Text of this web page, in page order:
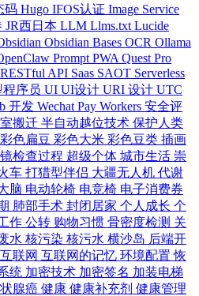
码 Hugo IFOS认证 Image Service
JR西日本 LLM Llms.txt Lucide
Obsidian Bases OCR Ollama
Prompt PWA Quest Pro
RESTful API Saas SAOT Serverless
程序员 UI UI设计 URI 设计 UTC
开发 Wechat Pay Workers 安全评
搬迁 半自动越位技术 保护人类
彩色扁豆 彩色大米 彩色豆类 插画
检查过程 超级个体 城市生活 崇
车 打猎型伴侣 大疆无人机 代谢
脑 电动轮椅 电竞椅 电子消费券
肺部手术 封闭居家 个人成长 个
作 公转 购物习惯 骨密度检测 关
水 核污染 核污水 横沙岛 后端开
互联网 互联网的记忆 环境配置恢
统 加密技术 加密签名 加装电梯
腺癌 健康 健康补充剂 健康管理